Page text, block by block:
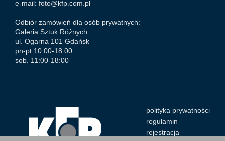
e-mail: foto@kfp.com.pl
Odbiór zamówień dla osób prywatnych:
Galeria Sztuk Różnych
ul. Ogarna 101 Gdańsk
pn-pt 10:00-18:00
sob. 11:00-18:00
polityka prywatności
regulamin
rejestracja